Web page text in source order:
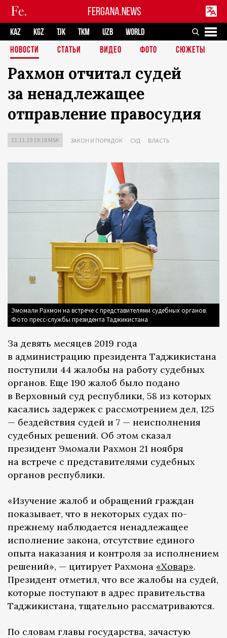
FERGANA.NEWS
KAZ KGZ TJK TKM UZB
WORLD
НОВОСТИ
СТАТЬИ ВИДЕО ФОТО СЮЖЕТЫ
Рахмон отчитал судей
за ненадлежащее
отправление правосудия
21.11.19 19:18 MSK ЗАКОН И ПОРЯДОК СУД ВЛАСТЬ
Эмомали Рахмон на встрече с представителями судебных органов.
Фото пресс-службы президента Таджикистана
За девять месяцев 2019 года
в администрацию президента Таджикистана
поступили 44 жалобы на работу судебных
органов. Еще 190 жалоб было подано
в Верховный суд республики, 58 из которых
касались задержек с рассмотрением дел, 125
— бездействия судей и 7 — неисполнения
судебных решений. Об этом сказал
президент Эмомали Рахмон 21 ноября
на встрече с представителями судебных
органов республики.
«Изучение жалоб и обращений граждан
показывает, что в некоторых судах по-
прежнему наблюдается ненадлежащее
исполнение закона, отсутствие единого
опыта наказания и контроля за исполнением
решений», — цитирует Рахмона «Ховар».
Президент отметил, что все жалобы на судей,
которые поступают в адрес правительства
Таджикистана, тщательно рассматриваются.
По словам главы государства, зачастую